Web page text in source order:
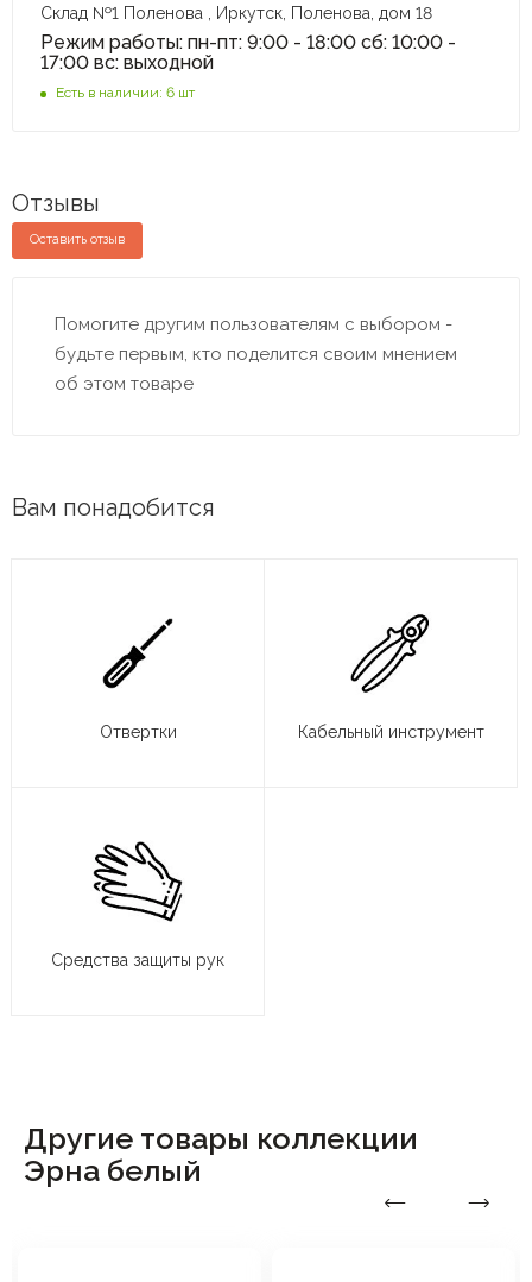
Склад №1 Поленова , Иркутск, Поленова, дом 18
Режим работы: пн-пт: 9:00 - 18:00 сб: 10:00 -
17:00 вс: выходной
Есть в наличии: 6 шт
Отзывы
Оставить отзыв
Помогите другим пользователям с выбором -
будьте первым, кто поделится своим мнением
об этом товаре
Вам понадобится
Отвертки Кабельный инструмент
Средства защиты рук
Другие товары коллекции
Эрна белый